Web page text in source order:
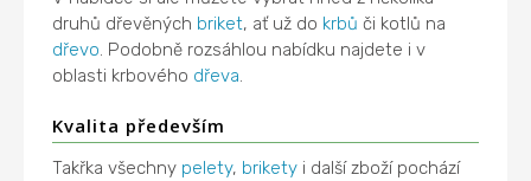
druhů dřevěných briket, ať už do krbů či kotlů na
dřevo. Podobně rozsáhlou nabídku najdete i v
oblasti krbového dřeva.
Kvalita především
Takřka všechny pelety, brikety i další zboží pochází